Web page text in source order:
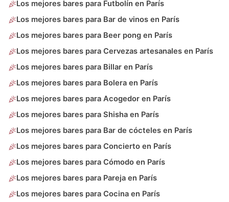
Los mejores bares para Futbolín en París
Los mejores bares para Bar de vinos en París
Los mejores bares para Beer pong en París
Los mejores bares para Cervezas artesanales en París
Los mejores bares para Billar en París
Los mejores bares para Bolera en París
Los mejores bares para Acogedor en París
Los mejores bares para Shisha en París
Los mejores bares para Bar de cócteles en París
Los mejores bares para Concierto en París
Los mejores bares para Cómodo en París
Los mejores bares para Pareja en París
Los mejores bares para Cocina en París